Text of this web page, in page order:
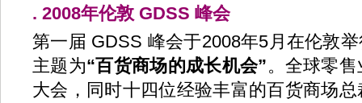
. 2008年伦敦 GDSS 峰会
第一届 GDSS 峰会于2008年5月在伦敦
主题为“百货商场的成长机会”。全球零
大会，同时十四位经验丰富的百货商场